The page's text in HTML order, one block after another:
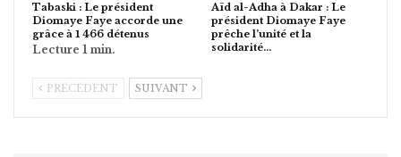
Tabaski : Le président
Diomaye Faye accorde une
grâce à 1 466 détenus
Aïd al-Adha à Dakar : Le
président Diomaye Faye
prêche l’unité et la
solidarité…
PRÉCÉDENT SUIVANT